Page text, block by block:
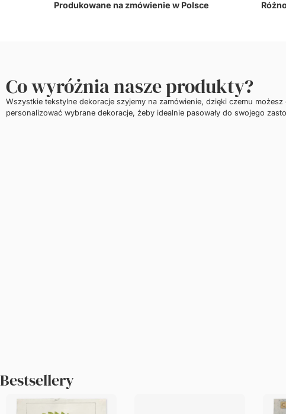
Produkowane na zmówienie w Polsce
Co wyróżnia nasze produkty?
Wszystkie tekstylne dekoracje szyjemy na zamówienie, dzięki czemu możesz
personalizować wybrane dekoracje, żeby idealnie pasowały do swojego
Bestsellery